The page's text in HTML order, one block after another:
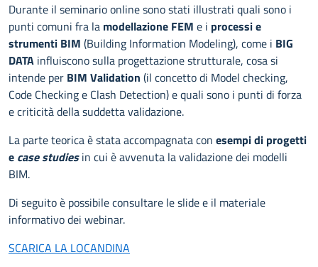
Durante il seminario online sono stati illustrati quali sono i
punti comuni fra la modellazione FEM e i processi e
strumenti BIM (Building Information Modeling), come i BIG
DATA influiscono sulla progettazione strutturale, cosa si
intende per BIM Validation (il concetto di Model checking,
Code Checking e Clash Detection) e quali sono i punti di forza
e criticità della suddetta validazione.
La parte teorica è stata accompagnata con esempi di progetti
e case studiesin cui è avvenuta la validazione dei modelli
BIM.
Di seguito è possibile consultare le slide e il materiale
informativo dei webinar.
SCARICA LA LOCANDINA